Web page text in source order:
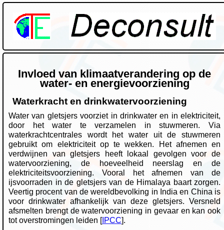
Invloed van klimaatverandering op de
water- en energievoorziening
Waterkracht en drinkwatervoorziening
Water van gletsjers voorziet in drinkwater en in elektriciteit,
door het water te verzamelen in stuwmeren. Via
waterkrachtcentrales wordt het water uit de stuwmeren
gebruikt om elektriciteit op te wekken. Het afnemen en
verdwijnen van gletsjers heeft lokaal gevolgen voor de
watervoorziening, de hoeveelheid neerslag en de
elektriciteitsvoorziening. Vooral het afnemen van de
ijsvoorraden in de gletsjers van de Himalaya baart zorgen.
Veertig procent van de wereldbevolking in India en China is
voor drinkwater afhankelijk van deze gletsjers. Versneld
afsmelten brengt de watervoorziening in gevaar en kan ook
tot overstromingen leiden [IPCC].